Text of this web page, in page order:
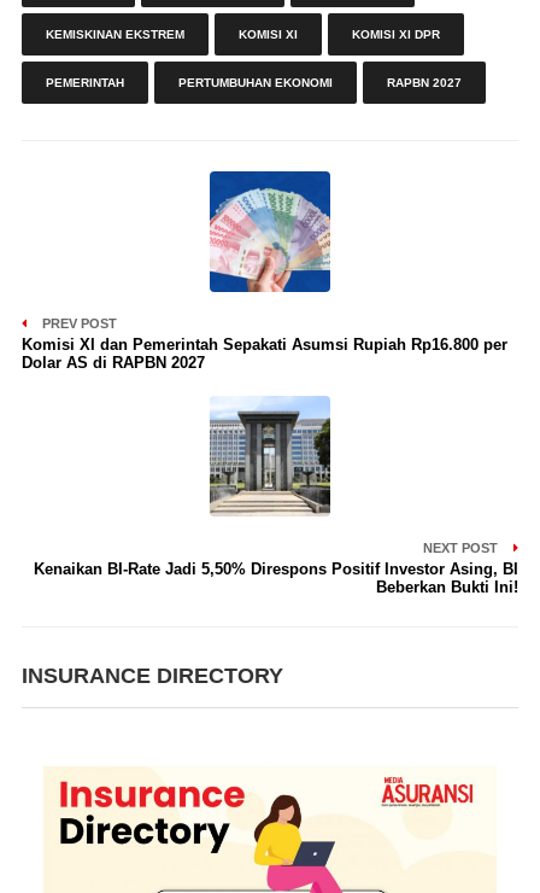
KEMISKINAN EKSTREM KOMISI XI KOMISI XI DPR
PEMERINTAH PERTUMBUHAN EKONOMI RAPBN 2027
PREV POST
Komisi XI dan Pemerintah Sepakati Asumsi Rupiah Rp16.800 per
Dolar AS di RAPBN 2027
NEXT POST
Kenaikan BI-Rate Jadi 5,50% Direspons Positif Investor Asing, BI
Beberkan Bukti Ini!
INSURANCE DIRECTORY